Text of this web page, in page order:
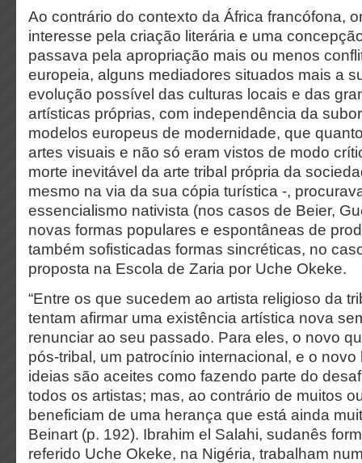
Ao contrário do contexto da África francófona,
interesse pela criação literária e uma
passava pela apropriação mais ou menos
europeia, alguns mediadores situados mais a
evolução possível das culturas locais e das
artísticas próprias, com independência da
modelos europeus de modernidade, que
artes visuais e não só eram vistos de modo
morte inevitável da arte tribal própria da
mesmo na via da sua cópia turística -,
essencialismo nativista (nos casos de Beier,
novas formas populares e espontâneas de
também sofisticadas formas sincréticas, no
proposta na Escola de Zaria por Uche Okeke.
“Entre os que sucedem ao artista religioso da
tentam afirmar uma existência artística nova
renunciar ao seu passado. Para eles, o novo
pós-tribal, um patrocínio internacional, e o
ideias são aceites como fazendo parte do
todos os artistas; mas, ao contrário de muitos
beneficiam de uma herança que está ainda
Beinart (p. 192). Ibrahim el Salahi, sudanês
referido Uche Okeke, na Nigéria, trabalham